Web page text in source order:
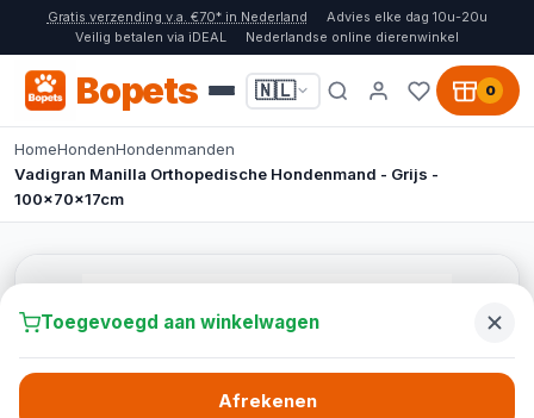
Gratis verzending v.a. €70* in Nederland
Advies elke dag 10u-20u
Veilig betalen via iDEAL
Nederlandse online dierenwinkel
Bopets 🇳🇱 0
HomeHondenHondenmanden
Vadigran Manilla Orthopedische Hondenmand - Grijs -
100x70x17cm
Toegevoegd aan winkelwagen
Afrekenen